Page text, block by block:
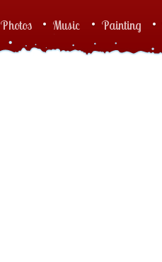
Photos Music Painting